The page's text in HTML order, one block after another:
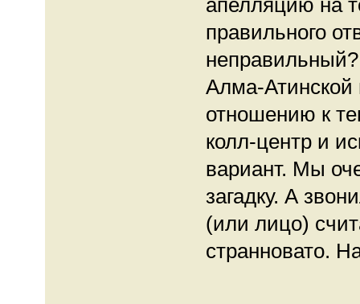
правильного
Алма-Атинской
отношению к
колл-центр и
вариант. Мы
загадку. А
(или лицо)
странновато.